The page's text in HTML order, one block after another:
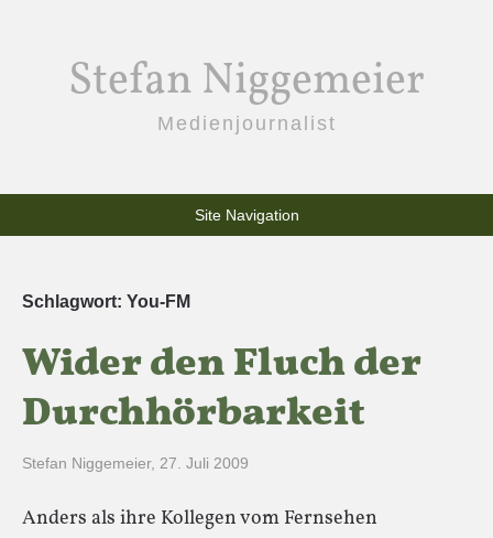
Stefan Niggemeier
Medienjournalist
Site Navigation
Schlagwort: You-FM
Wider den Fluch der
Durchhörbarkeit
Stefan Niggemeier, 27. Juli 2009
Anders als ihre Kollegen vom Fernsehen